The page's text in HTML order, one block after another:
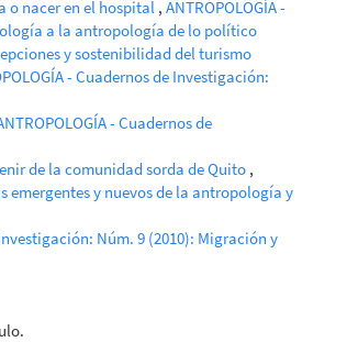
o nacer en el hospital , ANTROPOLOGÍA -
a la antropología de lo político
y sostenibilidad del turismo
- Cuadernos de Investigación:
- Cuadernos de
de la comunidad sorda de Quito ,
emergentes y nuevos de la antropología y
Núm. 9 (2010): Migración y